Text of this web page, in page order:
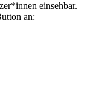
einsehbar.
an: